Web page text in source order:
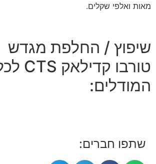
מאות ואלפי שקלים.
שיפוץ / החלפת מגדש
טורבו קדילאק CTS לכל
המודלים:
שתפו חברים: